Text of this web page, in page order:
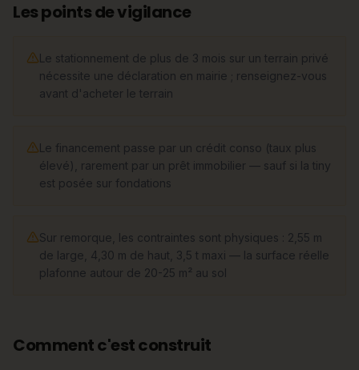
Les points de vigilance
Le stationnement de plus de 3 mois sur un terrain privé
nécessite une déclaration en mairie ; renseignez-vous
avant d'acheter le terrain
Le financement passe par un crédit conso (taux plus
élevé), rarement par un prêt immobilier — sauf si la tiny
est posée sur fondations
Sur remorque, les contraintes sont physiques : 2,55 m
de large, 4,30 m de haut, 3,5 t maxi — la surface réelle
plafonne autour de 20-25 m² au sol
Comment c'est construit